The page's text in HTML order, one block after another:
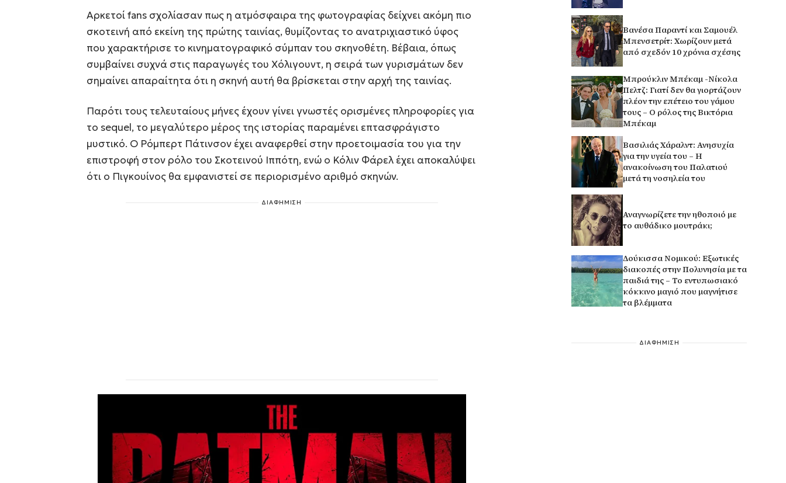
Αρκετοί fans σχολίασαν πως η ατμόσφαιρα της φωτογραφίας δείχνει ακόμη πιο
σκοτεινή από εκείνη της πρώτης ταινίας, θυμίζοντας το ανατριχιαστικό ύφος
που χαρακτήρισε το κινηματογραφικό σύμπαν του σκηνοθέτη. Βέβαια, όπως
συμβαίνει συχνά στις παραγωγές του Χόλιγουντ, η σειρά των γυρισμάτων δεν
σημαίνει απαραίτητα ότι η σκηνή αυτή θα βρίσκεται στην αρχή της ταινίας.
Παρότι τους τελευταίους μήνες έχουν γίνει γνωστές ορισμένες πληροφορίες για
το sequel, το μεγαλύτερο μέρος της ιστορίας παραμένει επτασφράγιστο
μυστικό. Ο Ρόμπερτ Πάτινσον έχει αναφερθεί στην προετοιμασία του για την
επιστροφή στον ρόλο του Σκοτεινού Ιππότη, ενώ ο Κόλιν Φάρελ έχει αποκαλύψει
ότι ο Πιγκουίνος θα εμφανιστεί σε περιορισμένο αριθμό σκηνών.
ΔΙΑΦΗΜΙΣΗ
Βανέσα Παραντί και Σαμουέλ
Μπενσετρίτ: Χωρίζουν μετά
από σχεδόν 10 χρόνια σχέσης
Μπρούκλιν Μπέκαμ -Νίκολα
Πελτζ: Γιατί δεν θα γιορτάζουν
πλέον την επέτειο του γάμου
τους – Ο ρόλος της Βικτόρια
Μπέκαμ
Βασιλιάς Χάραλντ: Ανησυχία
για την υγεία του – Η
ανακοίνωση του Παλατιού
μετά τη νοσηλεία του
Αναγνωρίζετε την ηθοποιό με
το αυθάδικο μουτράκι;
Δούκισσα Νομικού: Εξωτικές
διακοπές στην Πολυνησία με τα
παιδιά της – Το εντυπωσιακό
κόκκινο μαγιό που μαγνήτισε
τα βλέμματα
ΔΙΑΦΗΜΙΣΗ